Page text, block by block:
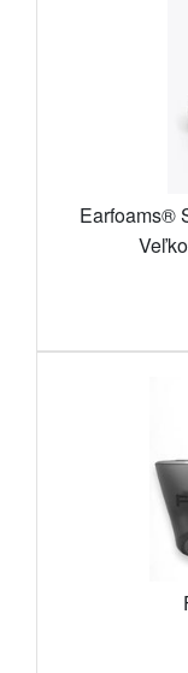
Earfoams®